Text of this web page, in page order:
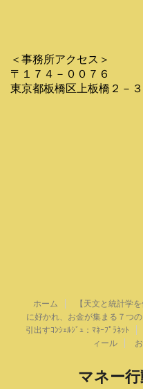
＜事務所アクセス＞
〒１７４－００７６
東京都板橋区上板橋２－
ホーム 【天文と統計学
に好かれ、お金が集まる７つの
引出すｺﾝｼｪﾙｼﾞｭ：ﾏﾈｰﾌﾟﾗﾈｯﾄ
ィール
マネー行